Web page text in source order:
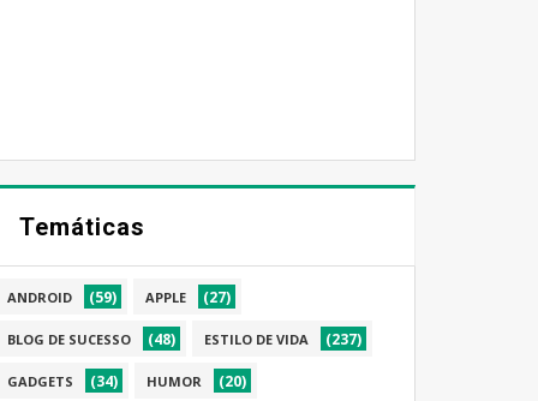
Temáticas
ANDROID (59) APPLE (27)
BLOG DE SUCESSO (48) ESTILO DE VIDA (237)
GADGETS (34) HUMOR (20)